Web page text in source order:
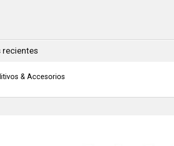
recientes
& Accesorios